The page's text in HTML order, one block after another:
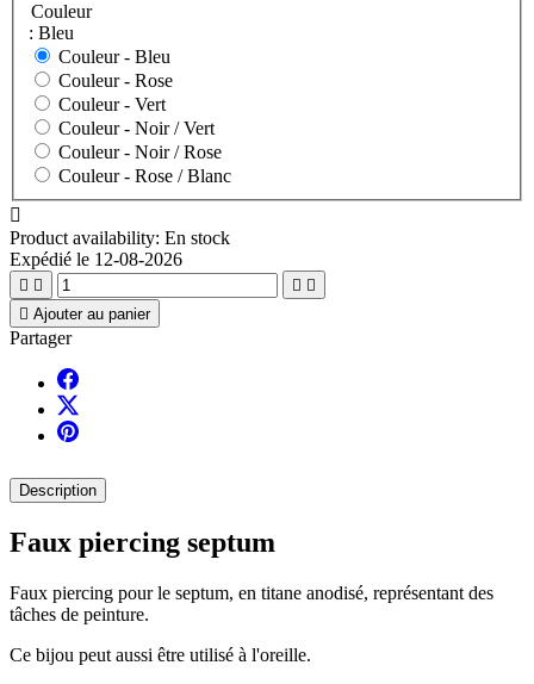
Couleur
: Bleu
Couleur - Bleu
Couleur - Rose
Couleur - Vert
Couleur - Noir / Vert
Couleur - Noir / Rose
Couleur - Rose / Blanc

Product availability: En stock
Expédié le 12-08-2026
   
 Ajouter au panier
Partager
Description
Faux piercing septum
Faux piercing pour le septum, en titane anodisé, représentant des
tâches de peinture.
Ce bijou peut aussi être utilisé à l'oreille.